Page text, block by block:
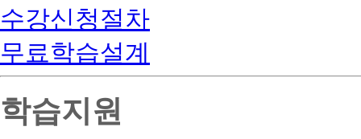
수강신청절차
무료학습설계
학습지원